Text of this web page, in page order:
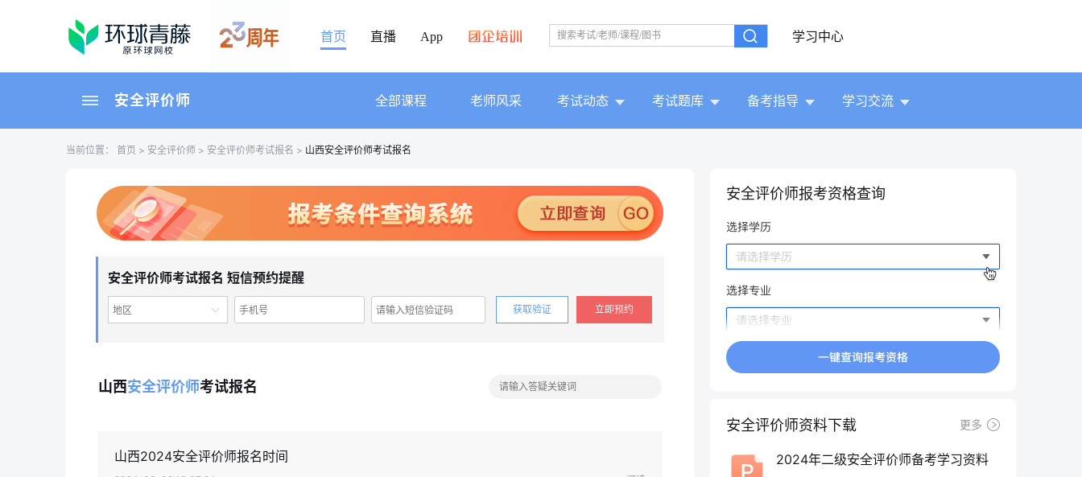
首页 直播 App 学习中心
安全评价师 全部课程 老师风采 考试动态 考试题库 备考指导 学习交流
当前位置： 首页 > 安全评价师 > 安全评价师考试报名 > 山西安全评价师考试报名
安全评价师考试报名 短信预约提醒
地区 获取验证 立即预约
山西安全评价师考试报名
山西2024安全评价师报名时间
安全评价师报考资格查询
安全评价师资料下载 更多
2024年二级安全评价师备考学习资料